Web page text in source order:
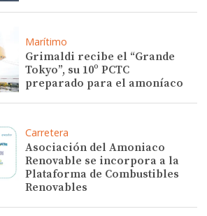
Marítimo
Grimaldi recibe el “Grande
Tokyo”, su 10º PCTC
preparado para el amoníaco
Carretera
Asociación del Amoniaco
Renovable se incorpora a la
Plataforma de Combustibles
Renovables